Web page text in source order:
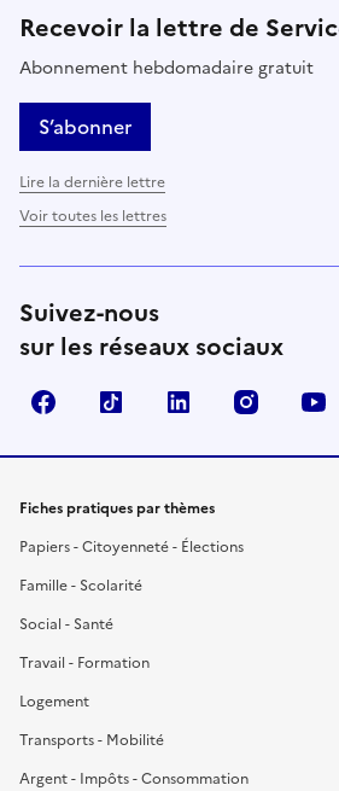
Recevoir la lettre de
Abonnement hebdomadaire gratuit
S’abonner
Lire la dernière lettre
Voir toutes les lettres
Suivez-nous
sur les réseaux sociaux
FacebookTikTok LinkedIn
Fiches pratiques par thèmes
Papiers - Citoyenneté - Élections
Famille - Scolarité
Social - Santé
Travail - Formation
Logement
Transports - Mobilité
Argent - Impôts - Consommation